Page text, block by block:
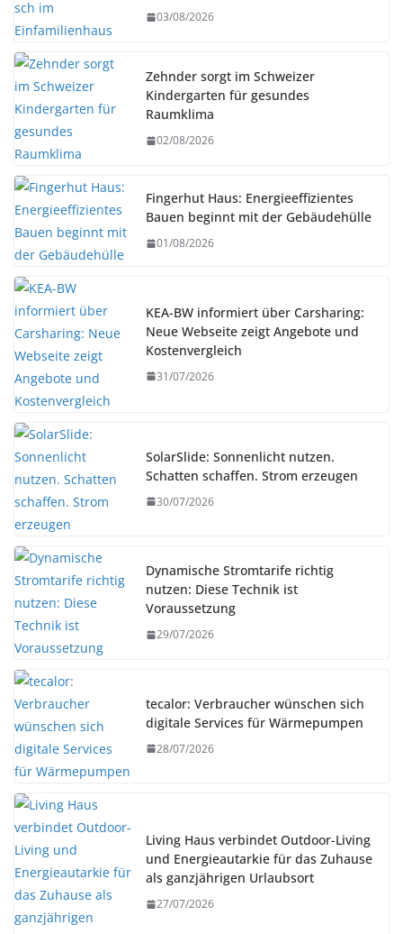
03/08/2026
Zehnder sorgt im Schweizer
Kindergarten für gesundes
Raumklima
02/08/2026
Fingerhut Haus: Energieeffizientes
Bauen beginnt mit der Gebäudehülle
01/08/2026
KEA-BW informiert über Carsharing:
Neue Webseite zeigt Angebote und
Kostenvergleich
31/07/2026
SolarSlide: Sonnenlicht nutzen.
Schatten schaffen. Strom erzeugen
30/07/2026
Dynamische Stromtarife richtig
nutzen: Diese Technik ist
Voraussetzung
29/07/2026
tecalor: Verbraucher wünschen sich
digitale Services für Wärmepumpen
28/07/2026
Living Haus verbindet Outdoor-Living
und Energieautarkie für das Zuhause
als ganzjährigen Urlaubsort
27/07/2026